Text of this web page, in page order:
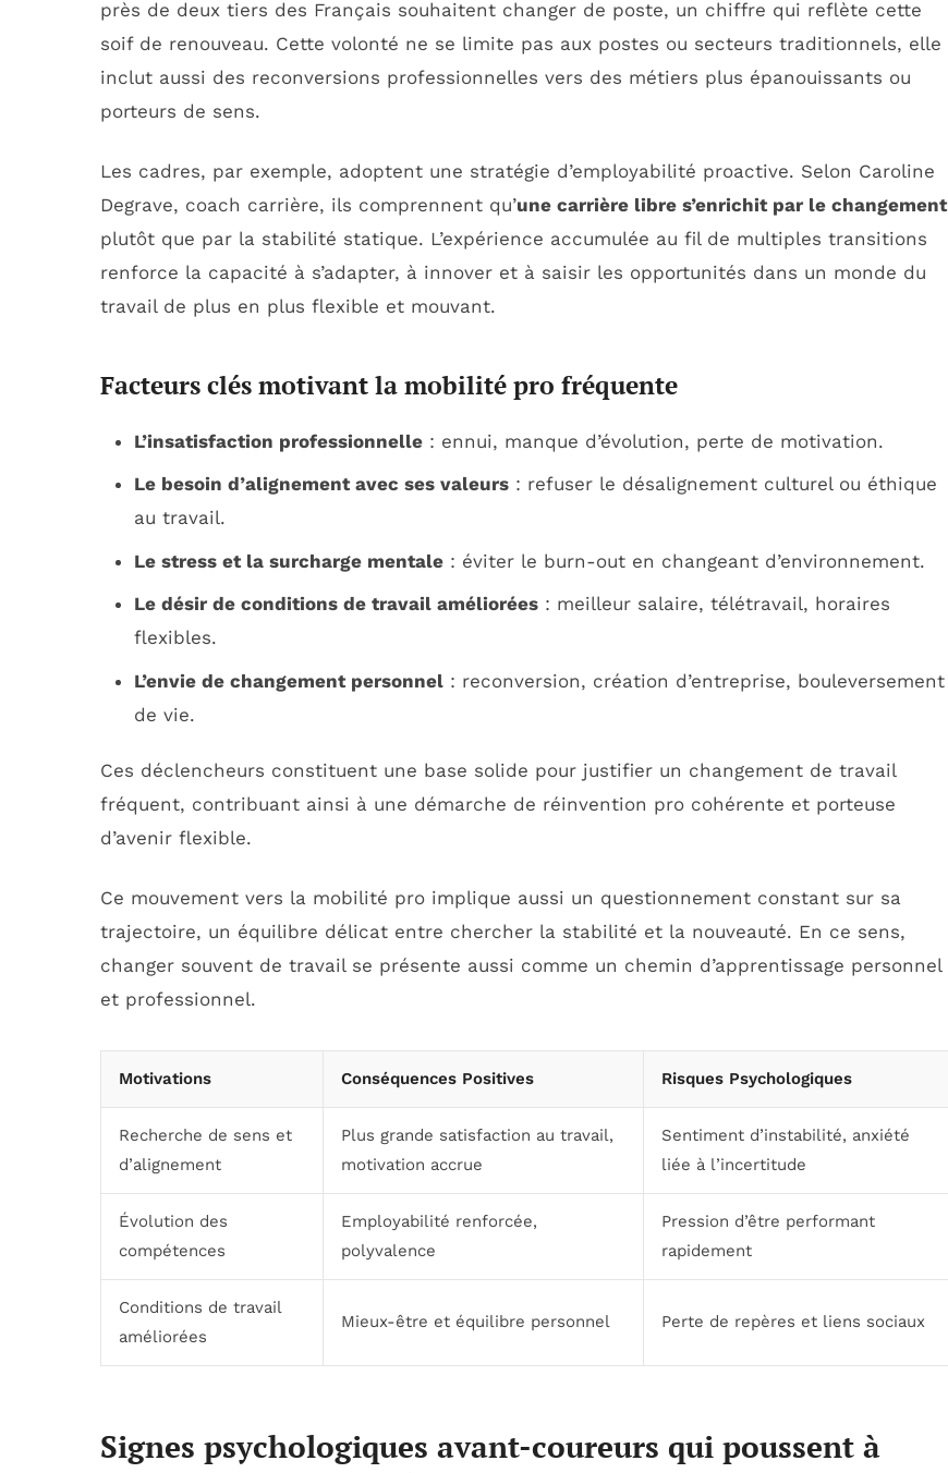
près de deux tiers des Français souhaitent changer de poste, un chiffre qui reflète cette
soif de renouveau. Cette volonté ne se limite pas aux postes ou secteurs traditionnels, elle
inclut aussi des reconversions professionnelles vers des métiers plus épanouissants ou
porteurs de sens.
Les cadres, par exemple, adoptent une stratégie d’employabilité proactive. Selon Caroline
Degrave, coach carrière, ils comprennent qu’une carrière libre s’enrichit par le changement
plutôt que par la stabilité statique. L’expérience accumulée au fil de multiples transitions
renforce la capacité à s’adapter, à innover et à saisir les opportunités dans un monde du
travail de plus en plus flexible et mouvant.
Facteurs clés motivant la mobilité pro fréquente
L’insatisfaction professionnelle: ennui, manque d’évolution, perte de motivation.
Le besoin d’alignement avec ses valeurs: refuser le désalignement culturel ou éthique
au travail.
Le stress et la surcharge mentale: éviter le burn-out en changeant d’environnement.
Le désir de conditions de travail améliorées: meilleur salaire, télétravail, horaires
flexibles.
L’envie de changement personnel: reconversion, création d’entreprise, bouleversement
de vie.
Ces déclencheurs constituent une base solide pour justifier un changement de travail
fréquent, contribuant ainsi à une démarche de réinvention pro cohérente et porteuse
d’avenir flexible.
Ce mouvement vers la mobilité pro implique aussi un questionnement constant sur sa
trajectoire, un équilibre délicat entre chercher la stabilité et la nouveauté. En ce sens,
changer souvent de travail se présente aussi comme un chemin d’apprentissage personnel
et professionnel.
Motivations Conséquences Positives Risques Psychologiques
Recherche de sens et
d’alignement
Plus grande satisfaction au travail,
motivation accrue
Sentiment d’instabilité, anxiété
liée à l’incertitude
Évolution des
compétences
Employabilité renforcée,
polyvalence
Pression d’être performant
rapidement
Conditions de travail
améliorées
Mieux-être et équilibre personnel Perte de repères et liens sociaux
Signes psychologiques avant-coureurs qui poussent à